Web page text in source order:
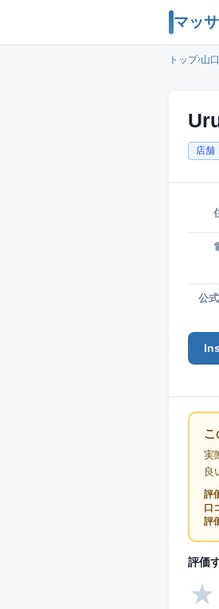
マッ
トップ›山
店舗
公
こ
実
良
評
口
評
評価
★